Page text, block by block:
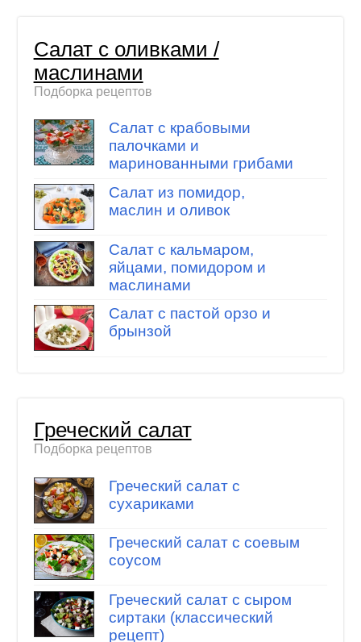
Салат с оливками /
маслинами
Подборка рецептов
Салат с крабовыми
палочками и
маринованными грибами
Салат из помидор,
маслин и оливок
Салат с кальмаром,
яйцами, помидором и
маслинами
Салат с пастой орзо и
брынзой
Греческий салат
Подборка рецептов
Греческий салат с
сухариками
Греческий салат с соевым
соусом
Греческий салат с сыром
сиртаки (классический
рецепт)